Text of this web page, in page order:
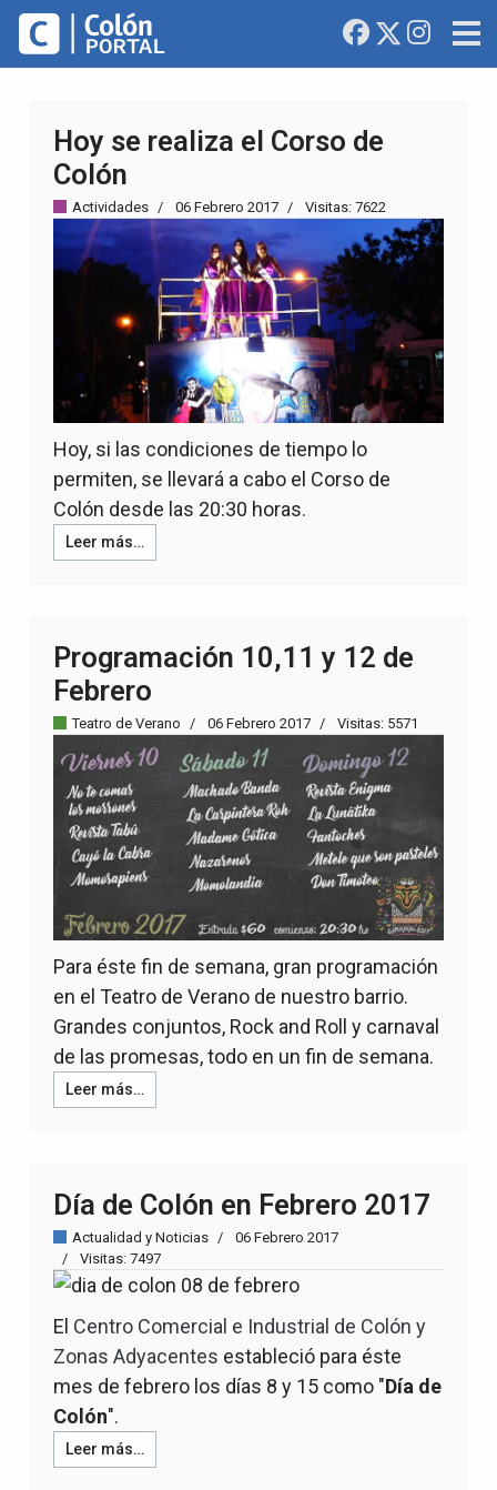
Hoy se realiza el Corso de
Colón
Actividades 06 Febrero 2017 Visitas: 7622
Hoy, si las condiciones de tiempo lo
permiten, se llevará a cabo el Corso de
Colón desde las 20:30 horas.
Leer más…
Programación 10,11 y 12 de
Febrero
Teatro de Verano 06 Febrero 2017 Visitas: 5571
Para éste fin de semana, gran programación
en el Teatro de Verano de nuestro barrio.
Grandes conjuntos, Rock and Roll y carnaval
de las promesas, todo en un fin de semana.
Leer más…
Día de Colón en Febrero 2017
Actualidad y Noticias
06 Febrero 2017
Visitas: 7497
El Centro Comercial e Industrial de Colón y
Zonas Adyacentes estableció para éste
mes de febrero los días 8 y 15 como "Día de
Colón".
Leer más…